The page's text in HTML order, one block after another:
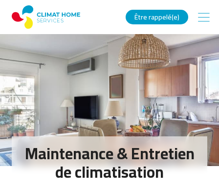
Être rappelé(e)
Maintenance & Entretien
de climatisation